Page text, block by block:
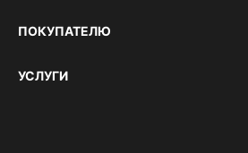
ПОКУПАТЕЛЮ
УСЛУГИ